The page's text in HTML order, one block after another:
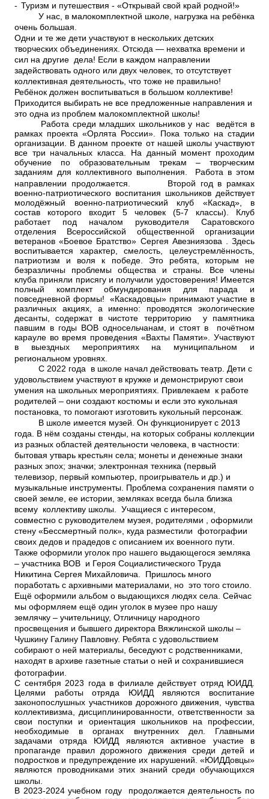
- Туризм и путешествия - «Открывай свой край родной!»
У нас, в малокомплектной школе, нагрузка на ребёнка
очень большая.
Одни и те же дети участвуют в нескольких детских
творческих объединениях. Отсюда — нехватка времени и
сил на другие дела! Если в каждом направлении
задействовать одного или двух человек, то отсутствует
коллективная деятельность, что тоже не правильно!
Ребёнок должен воспитываться в большом коллективе!
Приходится выбирать не все предложенные направления и
это одна из проблем малокомплектной школы!
Работа среди младших школьников у нас ведётся в
рамках проекта «Орлята России». Пока только на стадии
организации. В данном проекте от нашей школы участвуют
все три начальных класса. На данный момент проходим
обучение по образовательным трекам – творческим
заданиям для коллективного выполнения. Работа в этом
направлении продолжается.
Второй год в рамках
военно-патриотического воспитания школьников действует
молодёжный военно-патриотический клуб «Каскад», в
состав которого входит 5 человек (5-7 классы). Клуб
работает под началом руководителя Саратовского
отделения Всероссийской общественной организации
ветеранов «Боевое Братство» Сергея Авезниязова . Здесь
воспитывается характер, смелость, целеустремлённость,
патриотизм и воля к победе. Это ребята, которым не
безразличны проблемы общества и страны. Все члены
клуба приняли присягу и получили удостоверения! Имеется
полный комплект обмундирования для парада и
повседневной формы! «Каскадовцы» принимают участие в
различных акциях, а именно: проводятся экологические
десанты, содержат в чистоте территорию у памятника
павшим в годы ВОВ односельчанам, и стоят в почётном
карауле во время проведения «Вахты Памяти». Участвуют
в выездных мероприятиях на муниципальном и
региональном уровнях.
С 2022 года в школе начал действовать театр. Дети с
удовольствием участвуют в кружке и демонстрируют свои
умения на школьных мероприятиях. Привлекаем к работе
родителей – они создают костюмы и если это кукольная
постановка, то помогают изготовить кукольный персонаж.
В школе имеется музей. Он функционирует с 2013
года. В нём созданы стенды, на которых собраны коллекции
из разных областей деятельности человека, в частности:
бытовая утварь крестьян села; монеты и денежные знаки
разных эпох; значки; электронная техника (первый
телевизор, первый компьютер, проигрыватель и др.) и
музыкальные инструменты. Проблема сохранения памяти о
своей земле, ее истории, земляках всегда была близка
всему коллективу школы. Учащиеся с интересом,
совместно с руководителем музея, родителями , оформили
стену «Бессмертный полк», куда разместили фотографии
своих дедов и прадедов с описанием их военного пути.
Также оформили уголок про нашего выдающегося земляка
– участника ВОВ и Героя Социалистического Труда
Никитина Сергея Михайловича. Пришлось много
поработать с архивными материалами, но это того стоило.
Ещё оформили альбом о выдающихся людях села. Сейчас
мы оформляем ещё один уголок в музее про нашу
землячку – учительницу, Отличницу народного
просвещения и бывшего директора Вяжлинской школы –
Чушкину Галину Павловну. Ребята с удовольствием
собирают о ней материалы, беседуют с родственниками,
находят в архиве газетные статьи о ней и сохранившиеся
фотографии.
С сентября 2023 года в филиале действует отряд ЮИДД.
Целями работы отряда ЮИДД являются воспитание
законопослушных участников дорожного движения, чувства
коллективизма, дисциплинированности, ответственности за
свои поступки и ориентация школьников на профессии,
необходимые в органах внутренних дел. Главными
задачами отряда ЮИДД являются активное участие в
пропаганде правил дорожного движения среди детей и
подростков и предупреждение их нарушений. «ЮИДДовцы»
являются проводниками этих знаний среди обучающихся
школы.
В 2023-2024 учебном году продолжается деятельность по